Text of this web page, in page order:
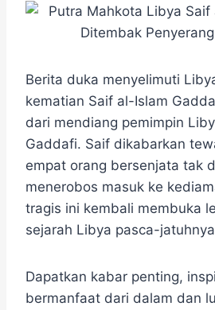
r
Berita duka menyelimuti
kematian Saif al-Islam
dari mendiang pemimpin
Gaddafi. ​Saif dikabarkan
empat orang bersenjata tak
menerobos masuk ke
tragis ini kembali membuka
sejarah Libya pasca-
Dapatkan kabar penting,
bermanfaat dari dalam dan